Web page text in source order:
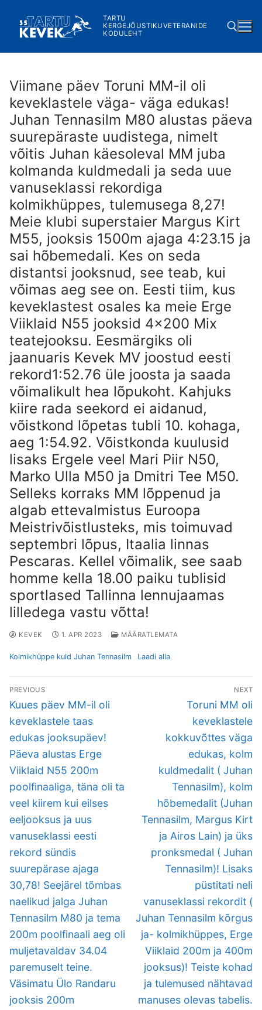
content
TARTU
KERGEJÕUSTIKUVETERANIDE
KODULEHT
Viimane päev Toruni MM-il oli
keveklastele väga- väga edukas!
Juhan Tennasilm M80 alustas päeva
suurepäraste uudistega, nimelt
võitis Juhan käesoleval MM juba
kolmanda kuldmedali ja seda uue
vanuseklassi rekordiga
kolmikhüppes, tulemusega 8,27!
Meie klubi superstaier Margus Kirt
M55, jooksis 1500m ajaga 4:23.15 ja
sai hõbemedali. Kes on seda
distantsi jooksnud, see teab, kui
võimas aeg see on. Eesti tiim, kus
keveklastest osales ka meie Erge
Viiklaid N55 jooksid 4×200 Mix
teatejooksu. Eesmärgiks oli
jaanuaris Kevek MV joostud eesti
rekord1:52.76 üle joosta ja saada
võimalikult hea lõpukoht. Kahjuks
kiire rada seekord ei aidanud,
võistkond lõpetas tubli 10. kohaga,
aeg 1:54.92. Võistkonda kuulusid
lisaks Ergele veel Mari Piir N50,
Marko Ulla M50 ja Dmitri Tee M50.
Selleks korraks MM lõppenud ja
algab ettevalmistus Euroopa
Meistrivõistlusteks, mis toimuvad
septembri lõpus, Itaalia linnas
Pescaras. Kellel võimalik, see saab
homme kella 18.00 paiku tublisid
sportlased Tallinna lennujaamas
lilledega vastu võtta!
KEVEK 1. APR 2023 MÄÄRATLEMATA
Kolmikhüppe kuld Juhan Tennasilm Laadi alla
Navigeerimine
PREVIOUS
Previous
post:
Kuues päev MM-il oli
keveklastele taas
edukas jooksupäev!
Päeva alustas Erge
Viiklaid N55 200m
poolfinaaliga, täna oli ta
veel kiirem kui eilses
eeljooksus ja uus
vanuseklassi eesti
rekord sündis
suurepärase ajaga
30,78! Seejärel tõmbas
naelikud jalga Juhan
Tennasilm M80 ja tema
200m poolfinaali aeg oli
muljetavaldav 34.04
paremuselt teine.
Väsimatu Ülo Randaru
jooksis 200m
NEXT
Next
post:
Toruni MM oli
keveklastele
kokkuvõttes väga
edukas, kolm
kuldmedalit ( Juhan
Tennasilm), kolm
hõbemedalit (Juhan
Tennasilm, Margus Kirt
ja Airos Lain) ja üks
pronksmedal ( Juhan
Tennasilm)! Lisaks
püstitati neli
vanuseklassi rekordit (
Juhan Tennasilm kõrgus
ja- kolmikhüppes, Erge
Viiklaid 200m ja 400m
jooksus)! Teiste kohad
ja tulemused nähtavad
manuses olevas tabelis.